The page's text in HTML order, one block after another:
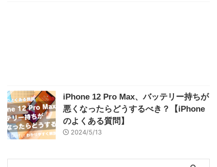
iPhone 12 Pro Max、バッテリー持ちが
悪くなったらどうするべき？【iPhone
のよくある質問】
2024/5/13